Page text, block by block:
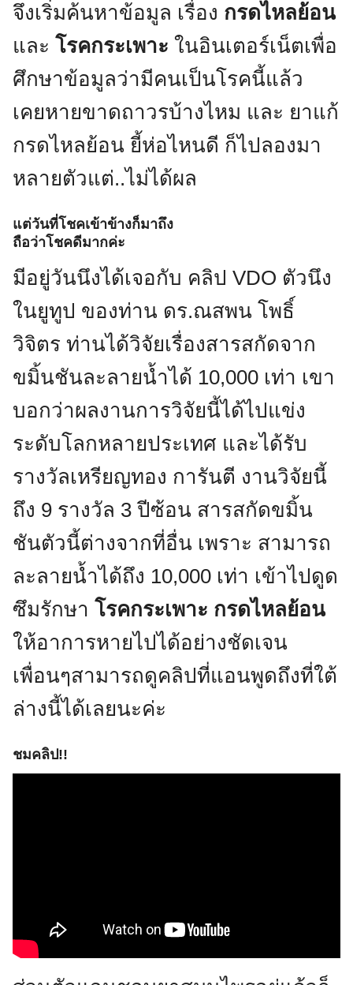
จึงเริ่มค้นหาข้อมูล เรื่อง กรดไหลย้อน
และ โรคกระเพาะ ในอินเตอร์เน็ตเพื่อ
ศึกษาข้อมูลว่ามีคนเป็นโรคนี้แล้ว
เคยหายขาดถาวรบ้างไหม และ ยาแก้
กรดไหลย้อน ยี้ห่อไหนดี ก็ไปลองมา
หลายตัวแต่..ไม่ได้ผล
แต่วันที่โชคเข้าข้างก็มาถึง
ถือว่าโชคดีมากค่ะ
มีอยู่วันนึงได้เจอกับ คลิป VDO ตัวนึง
ในยูทูป ของท่าน ดร.ณสพน โพธิ์
วิจิตร ท่านได้วิจัยเรื่องสารสกัดจาก
ขมิ้นชันละลายน้ำได้ 10,000 เท่า เขา
บอกว่าผลงานการวิจัยนี้ได้ไปแข่ง
ระดับโลกหลายประเทศ และได้รับ
รางวัลเหรียญทอง การันตี งานวิจัยนี้
ถึง 9 รางวัล 3 ปีซ้อน สารสกัดขมิ้น
ชันตัวนี้ต่างจากที่อื่น เพราะ สามารถ
ละลายน้ำได้ถึง 10,000 เท่า เข้าไปดูด
ซึมรักษา โรคกระเพาะ กรดไหลย้อน
ให้อาการหายไปได้อย่างชัดเจน
เพื่อนๆสามารถดูคลิปที่แอนพูดถึงที่ใต้
ล่างนี้ได้เลยนะค่ะ
ชมคลิป!!